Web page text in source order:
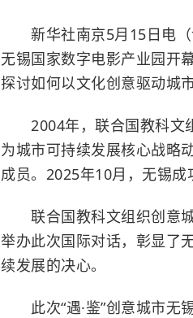
新华社南京5月15日电（
无锡国家数字电影产业园开
探讨如何以文化创意驱动城
2004年，联合国教科文
为城市可持续发展核心战略
成员。2025年10月，无锡成
联合国教科文组织创意城
举办此次国际对话，彰显了
续发展的决心。
此次“遇·鉴”创意城市无